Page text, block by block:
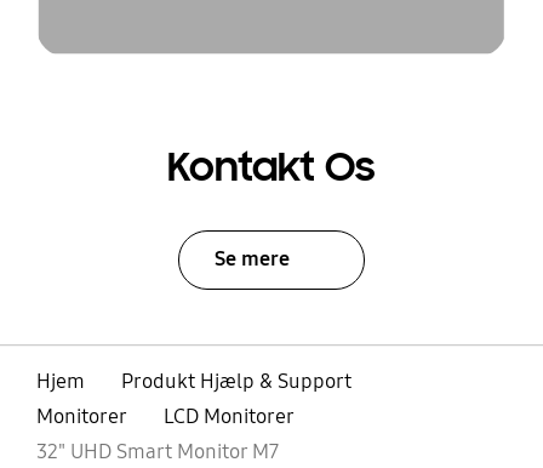
Kontakt Os
Se mere
Hjem
Produkt Hjælp & Support
Monitorer
LCD Monitorer
32" UHD Smart Monitor M7